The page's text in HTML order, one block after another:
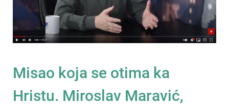
Misao koja se otima ka
Hristu. Miroslav Maravić,